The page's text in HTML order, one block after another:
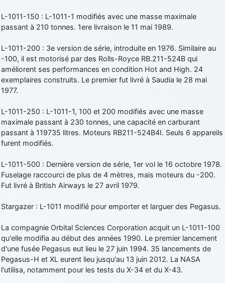
L-1011-150 : L-1011-1 modifiés avec une masse maximale
passant à 210 tonnes. 1ere livraison le 11 mai 1989.
L-1011-200 : 3e version de série, introduite en 1976. Similaire au
-100, il est motorisé par des Rolls-Royce RB.211-524B qui
améliorent ses performances en condition Hot and High. 24
exemplaires construits. Le premier fut livré à Saudia le 28 mai
1977.
L-1011-250 : L-1011-1, 100 et 200 modifiés avec une masse
maximale passant à 230 tonnes, une capacité en carburant
passant à 119735 litres. Moteurs RB211-524B4I. Seuls 6 appareils
furent modifiés.
L-1011-500 : Dernière version de série, 1er vol le 16 octobre 1978.
Fuselage raccourci de plus de 4 mètres, mais moteurs du -200.
Fut livré à British Airways le 27 avril 1979.
Stargazer : L-1011 modifié pour emporter et larguer des Pegasus.
La compagnie Orbital Sciences Corporation acquit un L-1011-100
qu'elle modifia au début des années 1990. Le premier lancement
d'une fusée Pegasus eut lieu le 27 juin 1994. 35 lancements de
Pegasus-H et XL eurent lieu jusqu'au 13 juin 2012. La NASA
l'utilisa, notamment pour les tests du X-34 et du X-43.